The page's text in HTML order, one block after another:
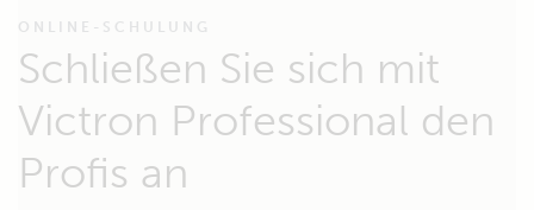
ONLINE-SCHULUNG
Schließen Sie sich mit
Victron Professional den
Profis an